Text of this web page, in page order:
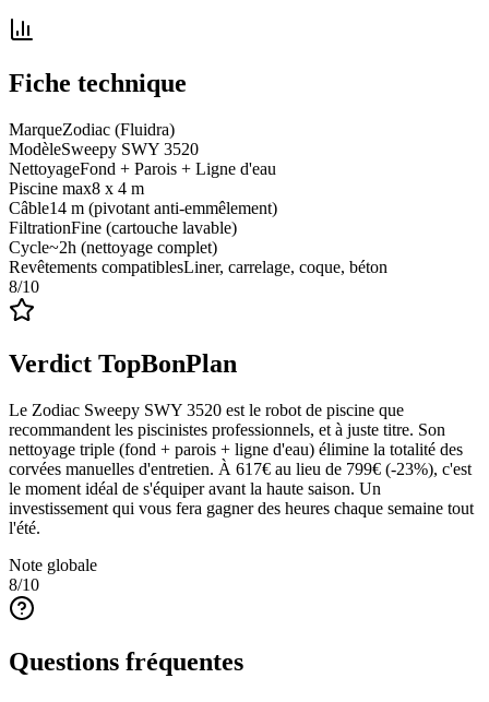
Fiche technique
MarqueZodiac (Fluidra)
ModèleSweepy SWY 3520
NettoyageFond + Parois + Ligne d'eau
Piscine max8 x 4 m
Câble14 m (pivotant anti-emmêlement)
FiltrationFine (cartouche lavable)
Cycle~2h (nettoyage complet)
Revêtements compatiblesLiner, carrelage, coque, béton
8/10
Verdict TopBonPlan
Le Zodiac Sweepy SWY 3520 est le robot de piscine que
recommandent les piscinistes professionnels, et à juste titre. Son
nettoyage triple (fond + parois + ligne d'eau) élimine la totalité des
corvées manuelles d'entretien. À 617€ au lieu de 799€ (-23%), c'est
le moment idéal de s'équiper avant la haute saison. Un
investissement qui vous fera gagner des heures chaque semaine tout
l'été.
Note globale
8/10
Questions fréquentes